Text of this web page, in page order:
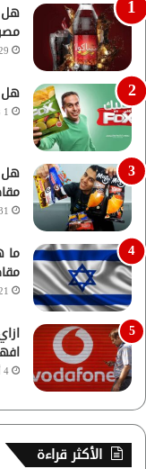
هل
29 أكتوبر،
هل
1 نوفمبر، 2023
هل
31
ما
21
4 أكتوبر، 2023
الأكثر قراءة